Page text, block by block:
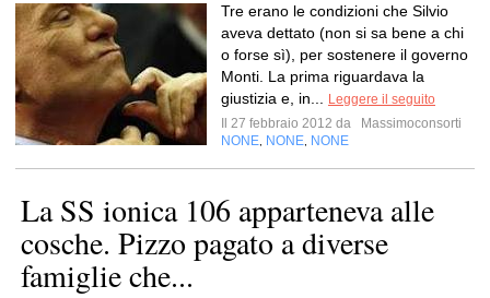
Tre erano le condizioni che Silvio
aveva dettato (non si sa bene a chi
o forse sì), per sostenere il governo
Monti. La prima riguardava la
giustizia e, in...
Leggere il seguito
Il 27 febbraio 2012 da
Massimoconsorti
NONE NONE NONE
La SS ionica 106 apparteneva alle
cosche. Pizzo pagato a diverse
famiglie che...